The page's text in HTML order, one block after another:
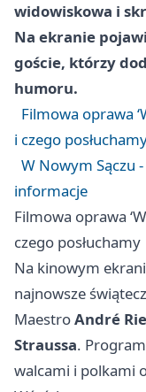
widowiskowa i
Na ekranie
goście, którzy
humoru.
Filmowa oprawa
i czego
W Nowym Sączu
informacje
Filmowa oprawa
czego posłuchamy
Na kinowym
najnowsze
MaestroAndré
Straussa.
walcami i polkami